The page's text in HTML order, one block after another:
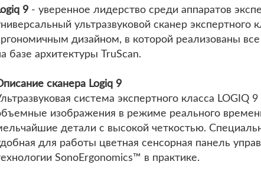
9 - уверенное лидерство среди аппаратов
ультразвуковой сканер
дизайном, в которой реализованы
базе архитектуры TruScan.
сканера Logiq 9
система экспертного класса LOGIQ
изображения в режиме реального
детали с высокой четкостью.
для работы цветная сенсорная панель
SonoErgonomics™ в практике.